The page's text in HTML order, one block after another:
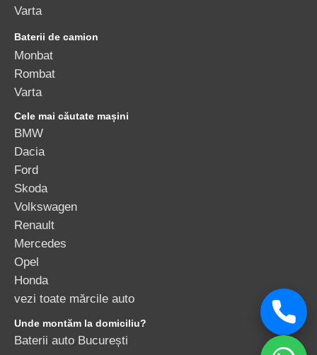
Varta
Baterii de camion
Monbat
Rombat
Varta
Cele mai căutate mașini
BMW
Dacia
Ford
Skoda
Volkswagen
Renault
Mercedes
Opel
Honda
vezi toate mărcile auto
Unde montăm la domiciliu?
Baterii auto București